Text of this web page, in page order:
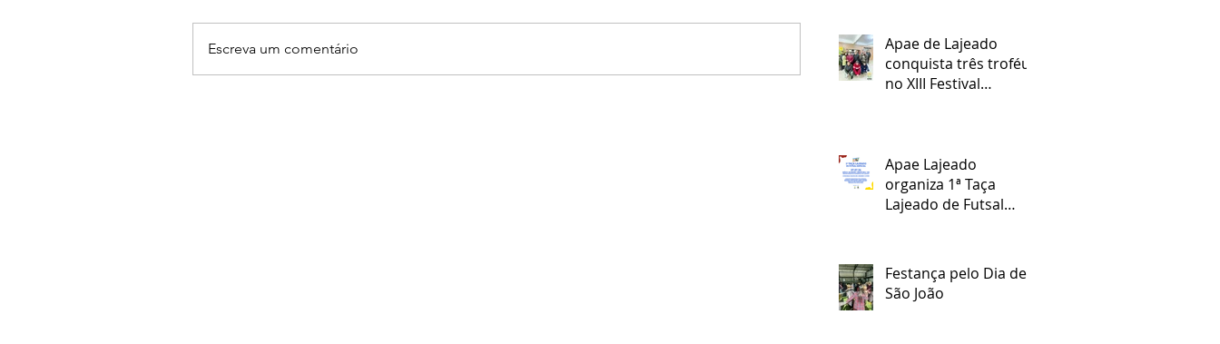
Escreva um comentário
Apae de Lajeado
conquista três troféus
no XIII Festival
Apae Lajeado
organiza 1ª Taça
Lajeado de Futsal
Festança pelo Dia de
São João